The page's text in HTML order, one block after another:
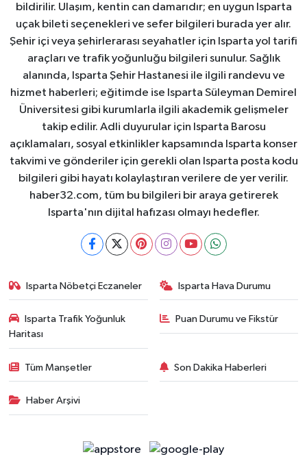
bildirilir. Ulaşım, kentin can damarıdır; en uygun Isparta
uçak bileti seçenekleri ve sefer bilgileri burada yer alır.
Şehir içi veya şehirlerarası seyahatler için Isparta yol tarifi
araçları ve trafik yoğunluğu bilgileri sunulur. Sağlık
alanında, Isparta Şehir Hastanesi ile ilgili randevu ve
hizmet haberleri; eğitimde ise Isparta Süleyman Demirel
Üniversitesi gibi kurumlarla ilgili akademik gelişmeler
takip edilir. Adli duyurular için Isparta Barosu
açıklamaları, sosyal etkinlikler kapsamında Isparta konser
takvimi ve gönderiler için gerekli olan Isparta posta kodu
bilgileri gibi hayatı kolaylaştıran verilere de yer verilir.
haber32.com, tüm bu bilgileri bir araya getirerek
Isparta'nın dijital hafızası olmayı hedefler.
Isparta Nöbetçi Eczaneler Isparta Hava Durumu
Isparta Trafik Yoğunluk
Haritası
Puan Durumu ve Fikstür
Tüm Manşetler Son Dakika Haberleri
Haber Arşivi